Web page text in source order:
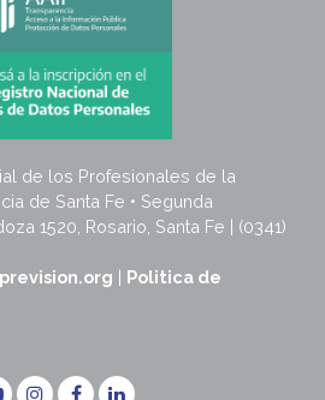
de los Profesionales de la
de Santa Fe • Segunda
1520, Rosario, Santa Fe | (0341)
| Politica de